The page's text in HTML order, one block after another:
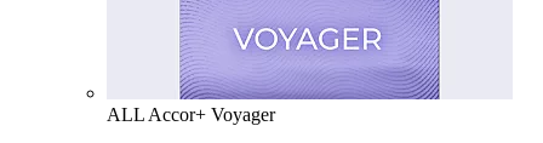
ALL Accor+ Voyager